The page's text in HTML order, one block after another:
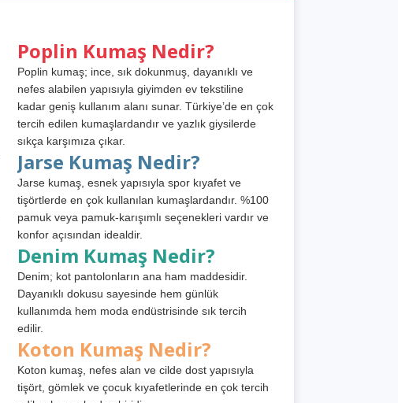
Poplin Kumaş Nedir?
Poplin kumaş; ince, sık dokunmuş, dayanıklı ve
nefes alabilen yapısıyla giyimden ev tekstiline
kadar geniş kullanım alanı sunar. Türkiye’de en çok
tercih edilen kumaşlardandır ve yazlık giysilerde
sıkça karşımıza çıkar.
Jarse Kumaş Nedir?
Jarse kumaş, esnek yapısıyla spor kıyafet ve
tişörtlerde en çok kullanılan kumaşlardandır. %100
pamuk veya pamuk-karışımlı seçenekleri vardır ve
konfor açısından idealdir.
Denim Kumaş Nedir?
Denim; kot pantolonların ana ham maddesidir.
Dayanıklı dokusu sayesinde hem günlük
kullanımda hem moda endüstrisinde sık tercih
edilir.
Koton Kumaş Nedir?
Koton kumaş, nefes alan ve cilde dost yapısıyla
tişört, gömlek ve çocuk kıyafetlerinde en çok tercih